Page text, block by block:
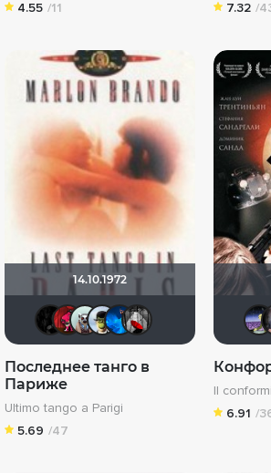
4.55 /11
7.32 /
14.10.1972
Скользящий
ostrovski1Жизнелюб
Мышь
Последнее танго в
Париже
Ultimo tango a Parigi
5.69 /47
Il
6.91 /